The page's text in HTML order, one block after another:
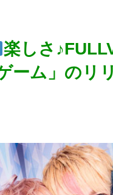
楽しさ
ーム」のリ